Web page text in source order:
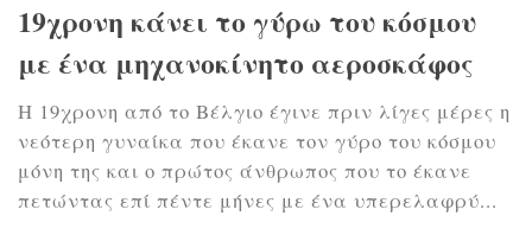
19χρονη κάνει το γύρω του κόσμου
με ένα μηχανοκίνητο αεροσκάφος
Η 19χρονη από το Βέλγιο έγινε πριν λίγες μέρες η
νεότερη γυναίκα που έκανε τον γύρο του κόσμου
μόνη της και ο πρώτος άνθρωπος που το έκανε
πετώντας επί πέντε μήνες με ένα υπερελαφρύ...